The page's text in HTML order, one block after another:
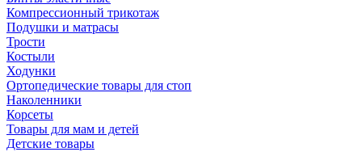
Компрессионный трикотаж
Подушки и матрасы
Трости
Костыли
Ходунки
Ортопедические товары для стоп
Наколенники
Корсеты
Товары для мам и детей
Детские товары